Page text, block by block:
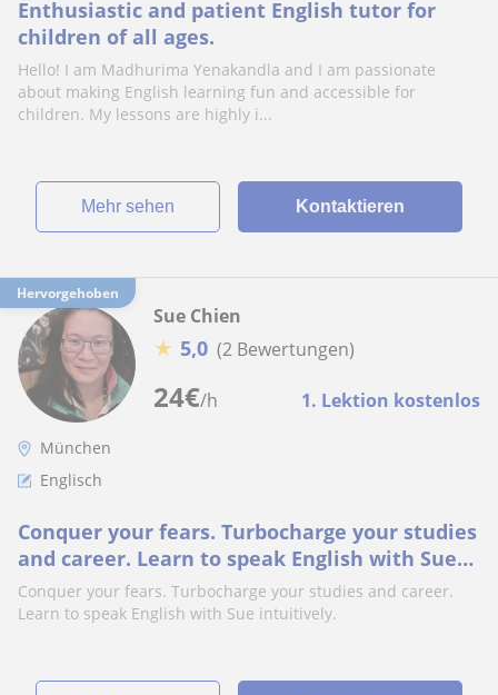
Enthusiastic and patient English tutor for
children of all ages.
Hello! I am Madhurima Yenakandla and I am passionate
about making English learning fun and accessible for
children. My lessons are highly i...
Mehr sehen Kontaktieren
Hervorgehoben
24€/h 1. Lektion kostenlos
Sue Chien
★ 5,0 (2 Bewertungen)
München
Englisch
Conquer your fears. Turbocharge your studies
and career. Learn to speak English with Sue
intuitively
Conquer your fears. Turbocharge your studies and career.
Learn to speak English with Sue intuitively.